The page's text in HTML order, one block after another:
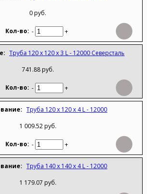
0 руб.
- +
Труба 120 х 120 х 3 L - 12000 Северсталь
741.88 руб.
- +
Труба 120 х 120 х 4 L - 12000
1 009.52 руб.
- +
Труба 140 х 140 х 4 L - 12000
1 179.07 руб.